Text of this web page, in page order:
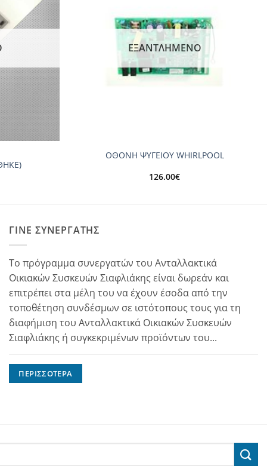
ΕΞΑΝΤΛΗΜΈΝΟ
ΟΘΟΝΗ ΨΥΓΕΙΟΥ WHIRLPOOL
126.00€
ΓΊΝΕ ΣΥΝΕΡΓΆΤΗΣ
Το πρόγραμμα συνεργατών του Ανταλλακτικά
Οικιακών Συσκευών Σιαφλιάκης είναι δωρεάν και
επιτρέπει στα μέλη του να έχουν έσοδα από την
τοποθέτηση συνδέσμων σε ιστότοπους τους για τη
διαφήμιση του Ανταλλακτικά Οικιακών Συσκευών
Σιαφλιάκης ή συγκεκριμένων προϊόντων του...
ΠΕΡΙΣΣΌΤΕΡΑ